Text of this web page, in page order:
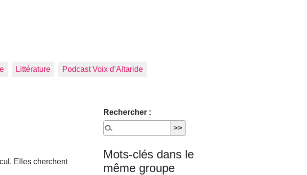
Littérature Podcast Voix d’Altaride
Elles cherchent
Rechercher :
Mots-clés dans le
même groupe